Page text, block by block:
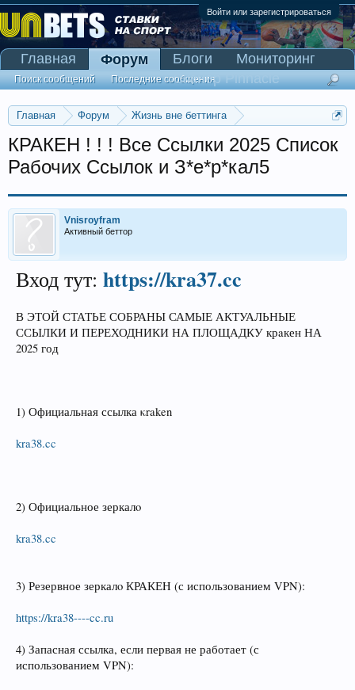
Войти или зарегистрироваться
Главная Форум
Жизнь вне беттинга
КРАКЕН ! ! ! Все Ссылки 2025 Список
Рабочих Ссылок и З*е*р*кал5
Vnisroyfram
Активный беттор
Вход тут: https://kra37.cc
В ЭТОЙ СТАТЬЕ СОБРАНЫ САМЫЕ АКТУАЛЬНЫЕ
ССЫЛКИ И ПЕРЕХОДНИКИ НА ПЛОЩАДКУ крaкен НА
2025 год
1) Официальная ссылка κraken
kra38.cc
2) Официальное зеркалo
kra38.cc
3) Резервное зеркалo КРАКЕH (с использованием VPN):
https://kra38----cc.ru
4) Запасная ссылка, если первая не работает (с
использованием VPN):
Главная Форум
Поиск сообщений Последние сообщения
Блоги
Мониторинг
Сканер Pinnacle